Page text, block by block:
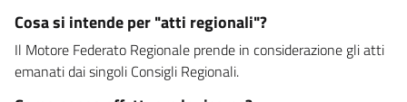
Cosa si intende per "atti regionali"?
Il Motore Federato Regionale prende in considerazione gli atti
emanati dai singoli Consigli Regionali.